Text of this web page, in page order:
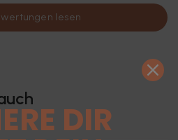
lesen
DIR